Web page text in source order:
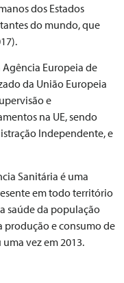
dos Estados
do mundo, que
Agência Europeia de
da União Europeia
e
na UE, sendo
Independente, e
Sanitária é uma
em todo território
saúde da população
e consumo de
vez em 2013.